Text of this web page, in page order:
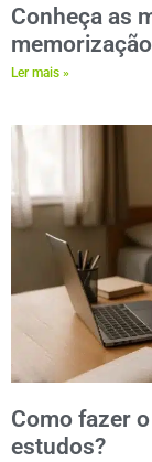
Conheça as
Ler mais »
Como fazer
estudos?